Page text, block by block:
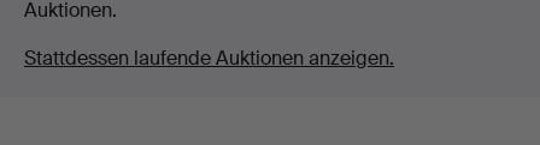
Auktionen.
Stattdessen laufende Auktionen anzeigen.